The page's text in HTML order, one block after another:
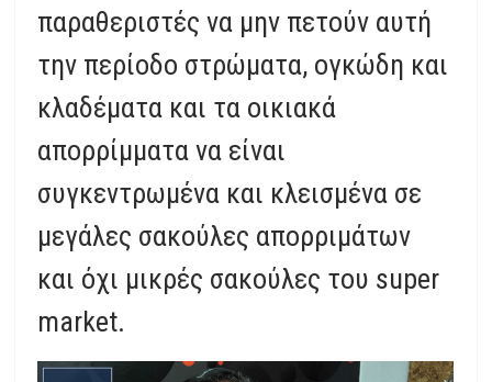
παραθεριστές να μην πετούν αυτή
την περίοδο στρώματα, ογκώδη και
κλαδέματα και τα οικιακά
απορρίμματα να είναι
συγκεντρωμένα και κλεισμένα σε
μεγάλες σακούλες απορριμάτων
και όχι μικρές σακούλες του super
market.